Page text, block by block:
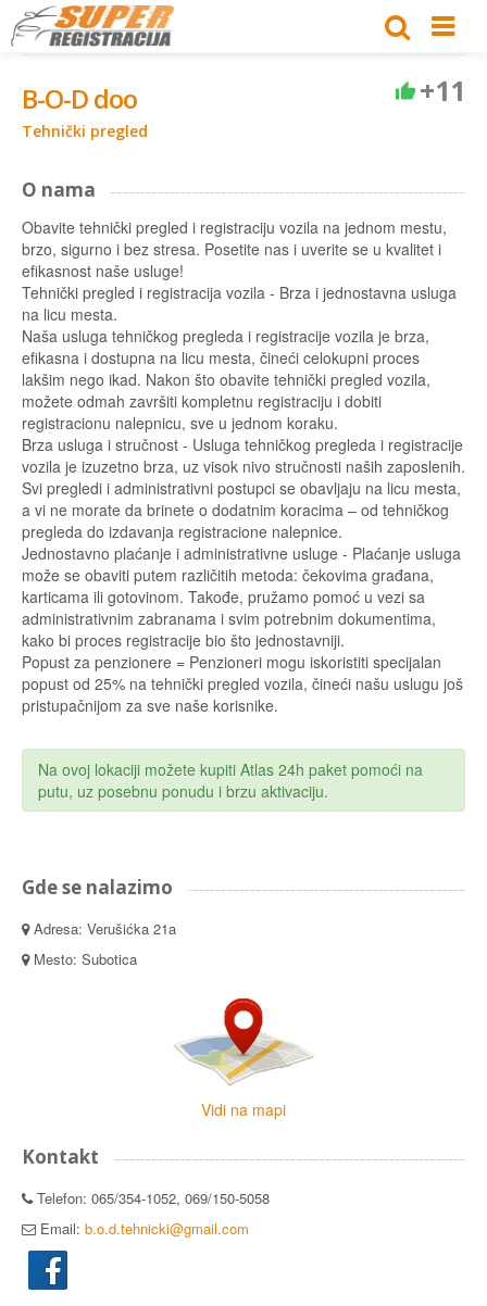
B-O-D doo
Tehnički pregled
+11
O nama
Obavite tehnički pregled i registraciju vozila na jednom mestu,
brzo, sigurno i bez stresa. Posetite nas i uverite se u kvalitet i
efikasnost naše usluge!
Tehnički pregled i registracija vozila - Brza i jednostavna usluga
na licu mesta.
Naša usluga tehničkog pregleda i registracije vozila je brza,
efikasna i dostupna na licu mesta, čineći celokupni proces
lakšim nego ikad. Nakon što obavite tehnički pregled vozila,
možete odmah završiti kompletnu registraciju i dobiti
registracionu nalepnicu, sve u jednom koraku.
Brza usluga i stručnost - Usluga tehničkog pregleda i registracije
vozila je izuzetno brza, uz visok nivo stručnosti naših zaposlenih.
Svi pregledi i administrativni postupci se obavljaju na licu mesta,
a vi ne morate da brinete o dodatnim koracima – od tehničkog
pregleda do izdavanja registracione nalepnice.
Jednostavno plaćanje i administrativne usluge - Plaćanje usluga
može se obaviti putem različitih metoda: čekovima građana,
karticama ili gotovinom. Takođe, pružamo pomoć u vezi sa
administrativnim zabranama i svim potrebnim dokumentima,
kako bi proces registracije bio što jednostavniji.
Popust za penzionere = Penzioneri mogu iskoristiti specijalan
popust od 25% na tehnički pregled vozila, čineći našu uslugu još
pristupačnijom za sve naše korisnike.
Na ovoj lokaciji možete kupiti Atlas 24h paket pomoći na
putu, uz posebnu ponudu i brzu aktivaciju.
Gde se nalazimo
Adresa: Verušićka 21a
Mesto: Subotica
Vidi na mapi
Kontakt
Telefon: 065/354-1052, 069/150-5058
Email: b.o.d.tehnicki@gmail.com